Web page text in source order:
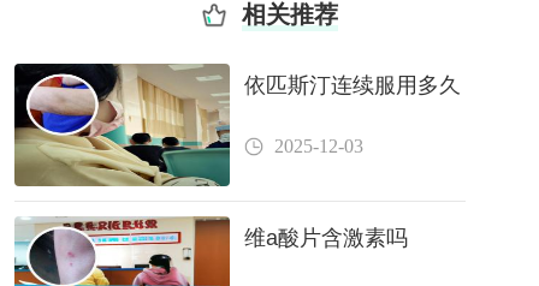
相关推荐
依匹斯汀连续服用多久
2025-12-03
维a酸片含激素吗